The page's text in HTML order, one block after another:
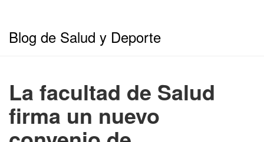
Blog de Salud y Deporte
La facultad de Salud
firma un nuevo